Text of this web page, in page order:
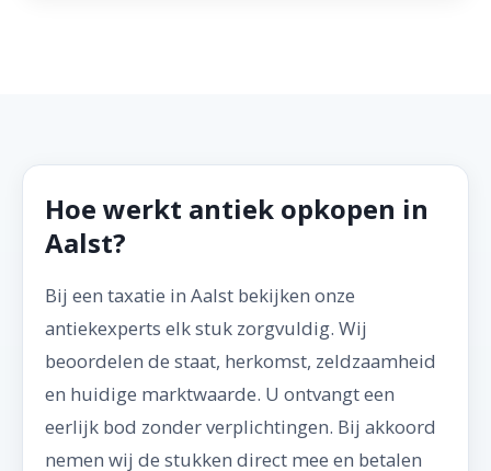
Hoe werkt antiek opkopen in
Aalst?
Bij een taxatie in Aalst bekijken onze
antiekexperts elk stuk zorgvuldig. Wij
beoordelen de staat, herkomst, zeldzaamheid
en huidige marktwaarde. U ontvangt een
eerlijk bod zonder verplichtingen. Bij akkoord
nemen wij de stukken direct mee en betalen